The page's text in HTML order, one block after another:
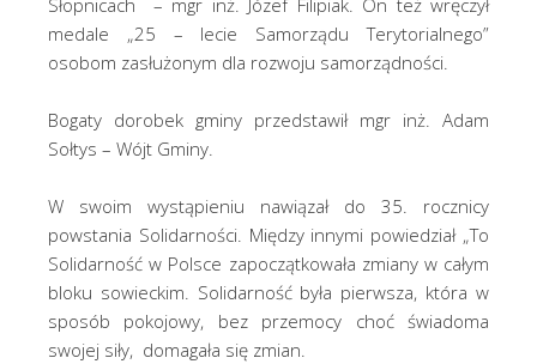
medale „25 – lecie Samorządu Terytorialnego”
osobom zasłużonym dla rozwoju samorządności.
Bogaty dorobek gminy przedstawił mgr inż. Adam
Sołtys – Wójt Gminy.
W swoim wystąpieniu nawiązał do 35. rocznicy
powstania Solidarności. Między innymi powiedział „To
Solidarność w Polsce zapoczątkowała zmiany w całym
bloku sowieckim. Solidarność była pierwsza, która w
sposób pokojowy, bez przemocy choć świadoma
swojej siły, domagała się zmian.